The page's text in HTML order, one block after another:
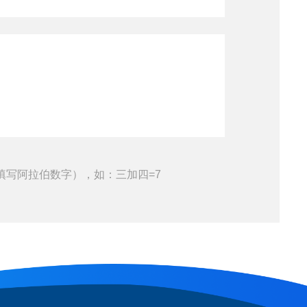
写阿拉伯数字），如：三加四=7